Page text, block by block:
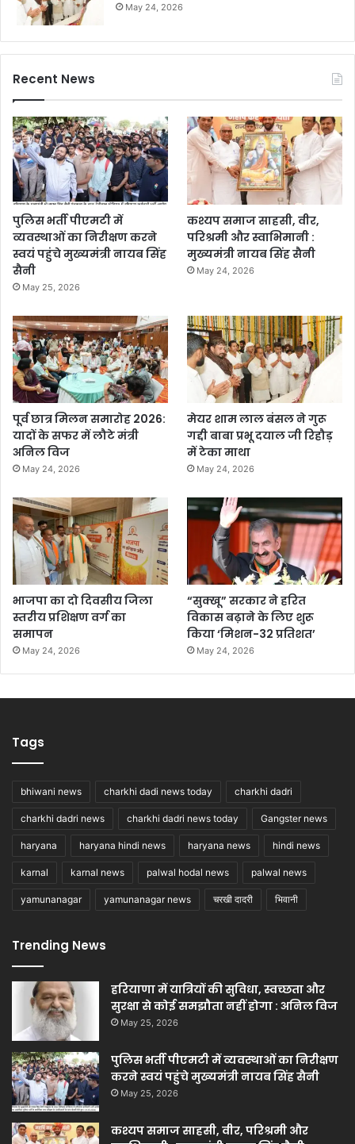
May 24, 2026
Recent News
पुलिस भर्ती पीएमटी में
व्यवस्थाओं का निरीक्षण करने
स्वयं पहुंचे मुख्यमंत्री नायब सिंह
सैनी
May 25, 2026
कश्यप समाज साहसी, वीर,
परिश्रमी और स्वाभिमानी :
मुख्यमंत्री नायब सिंह सैनी
May 24, 2026
पूर्व छात्र मिलन समारोह 2026:
यादों के सफर में लौटे मंत्री
अनिल विज
May 24, 2026
मेयर शाम लाल बंसल ने गुरू
गद्दी बाबा प्रभू दयाल जी रिहौड़
में टेका माथा
May 24, 2026
भाजपा का दो दिवसीय जिला
स्तरीय प्रशिक्षण वर्ग का
समापन
May 24, 2026
“सुक्खू” सरकार ने हरित
विकास बढ़ाने के लिए शुरू
किया ‘मिशन-32 प्रतिशत’
May 24, 2026
Tags
bhiwani news charkhi dadi news today charkhi dadri
charkhi dadri news charkhi dadri news today Gangster news
haryana haryana hindi news haryana news hindi news
karnal karnal news palwal hodal news palwal news
yamunanagar yamunanagar news चरखी दादरी भिवानी
Trending News
हरियाणा में यात्रियों की सुविधा, स्वच्छता और
सुरक्षा से कोई समझौता नहीं होगा : अनिल विज
May 25, 2026
पुलिस भर्ती पीएमटी में व्यवस्थाओं का निरीक्षण
करने स्वयं पहुंचे मुख्यमंत्री नायब सिंह सैनी
May 25, 2026
कश्यप समाज साहसी, वीर, परिश्रमी और